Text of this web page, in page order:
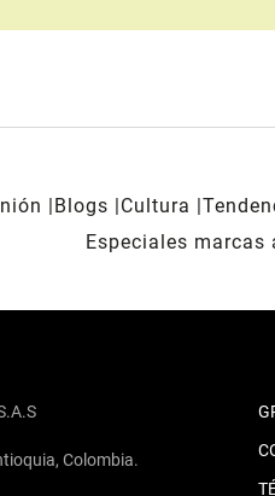
Blogs Cultura
Especiales marcas
Colombia.